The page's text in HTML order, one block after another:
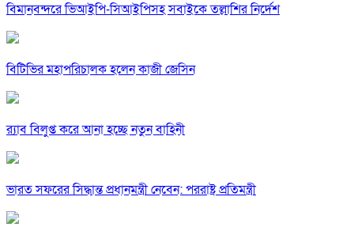
বিমানবন্দরে ভিআইপি-সিআইপিসহ সবাইকে তল্লাশির নির্দেশ
বিটিভির মহাপরিচালক হলেন কাজী জেসিন
র‍্যাব বিলুপ্ত করে আনা হচ্ছে নতুন বাহিনী
ভারত সফরের সিদ্ধান্ত প্রধানমন্ত্রী নেবেন: পররাষ্ট্র প্রতিমন্ত্রী